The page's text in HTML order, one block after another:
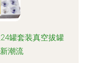
罐套装真空拔罐
潮流